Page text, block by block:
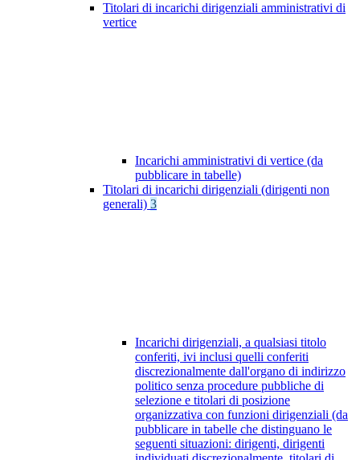
Titolari di incarichi dirigenziali amministrativi di
vertice
Incarichi amministrativi di vertice (da
pubblicare in tabelle)
Titolari di incarichi dirigenziali (dirigenti non
generali) 3
Incarichi dirigenziali, a qualsiasi titolo
conferiti, ivi inclusi quelli conferiti
discrezionalmente dall'organo di indirizzo
politico senza procedure pubbliche di
selezione e titolari di posizione
organizzativa con funzioni dirigenziali (da
pubblicare in tabelle che distinguano le
seguenti situazioni: dirigenti, dirigenti